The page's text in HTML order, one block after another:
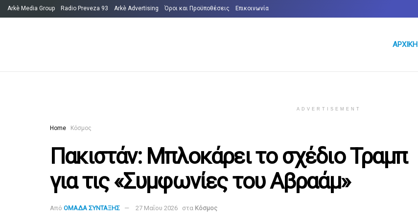
Arkè Media Group Radio Preveza 93 Arkè Advertising Όροι και Προϋποθέσεις Επικοινωνία
ΑΡΧΙΚΉ
ADVERTISEMENT
Home Κόσμος
Πακιστάν: Μπλοκάρει το σχέδιο Τραμπ
για τις «Συμφωνίες του Αβραάμ»
Από ΟΜΑΔΑ ΣΥΝΤΑΞΗΣ 27 Μαΐου 2026 στα Κόσμος